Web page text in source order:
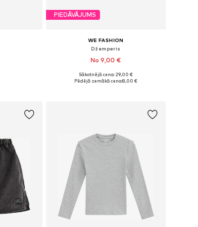
PIEDĀVĀJUMS
WE FASHION
Džemperis
No 9,00 €
Sākotnējā cena: 29,00 €
Pēdējā zemākā cena:8,00 €